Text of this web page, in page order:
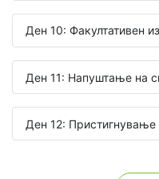
Ден 10: Факултативен
Ден 11: Напуштање на
Ден 12: Пристигнување